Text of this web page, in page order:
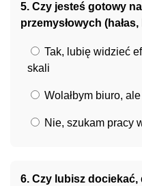
5. Czy jesteś gotowy
przemysłowych
Tak, lubię widzieć
skali
Wolałbym biuro,
Nie, szukam pracy
6. Czy lubisz dociekać,